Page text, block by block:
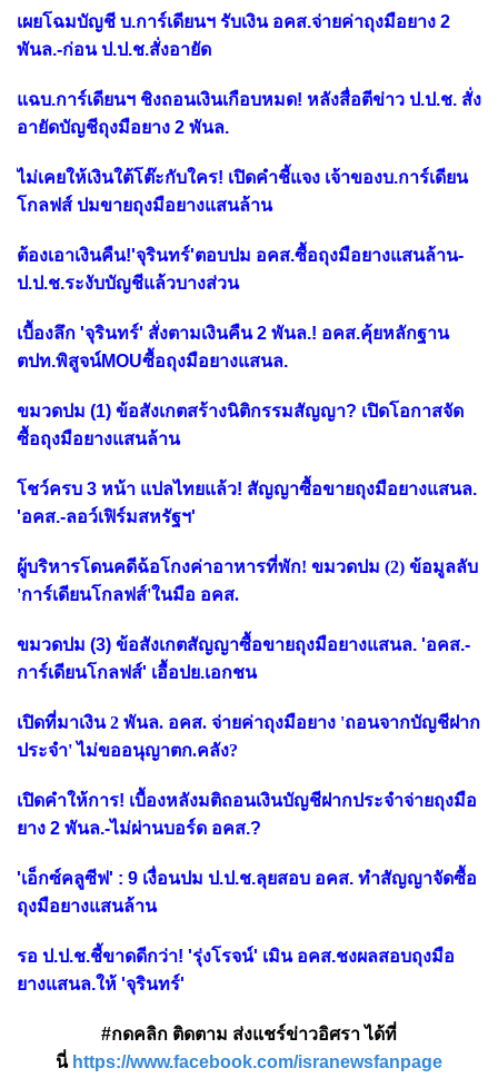
เผยโฉมบัญชี บ.การ์เดียนฯ รับเงิน อคส.จ่ายค่าถุงมือยาง 2
พันล.-ก่อน ป.ป.ช.สั่งอายัด
แฉบ.การ์เดียนฯ ชิงถอนเงินเกือบหมด! หลังสื่อตีข่าว ป.ป.ช. สั่ง
อายัดบัญชีถุงมือยาง 2 พันล.
ไม่เคยให้เงินใต้โต๊ะกับใคร! เปิดคำชี้แจง เจ้าของบ.การ์เดียน
โกลฟส์ ปมขายถุงมือยางแสนล้าน
ต้องเอาเงินคืน!'จุรินทร์'ตอบปม อคส.ซื้อถุงมือยางแสนล้าน-
ป.ป.ช.ระงับบัญชีแล้วบางส่วน
เบื้องลึก 'จุรินทร์' สั่งตามเงินคืน 2 พันล.! อคส.คุ้ยหลักฐาน
ตปท.พิสูจน์MOUซื้อถุงมือยางแสนล.
ขมวดปม (1) ข้อสังเกตสร้างนิติกรรมสัญญา? เปิดโอกาสจัด
ซื้อถุงมือยางแสนล้าน
โชว์ครบ 3 หน้า แปลไทยแล้ว! สัญญาซื้อขายถุงมือยางแสนล.
'อคส.-ลอว์เฟิร์มสหรัฐฯ'
ผู้บริหารโดนคดีฉ้อโกงค่าอาหารที่พัก! ขมวดปม (2) ข้อมูลลับ
'การ์เดียนโกลฟส์'ในมือ อคส.
ขมวดปม (3) ข้อสังเกตสัญญาซื้อขายถุงมือยางแสนล. 'อคส.-
การ์เดียนโกลฟส์' เอื้อปย.เอกชน
เปิดที่มาเงิน 2 พันล. อคส. จ่ายค่าถุงมือยาง 'ถอนจากบัญชีฝาก
ประจำ' ไม่ขออนุญาตก.คลัง?
เปิดคำให้การ! เบื้องหลังมติถอนเงินบัญชีฝากประจำจ่ายถุงมือ
ยาง 2 พันล.-ไม่ผ่านบอร์ด อคส.?
'เอ็กซ์คลูซีฟ' : 9 เงื่อนปม ป.ป.ช.ลุยสอบ อคส. ทำสัญญาจัดซื้อ
ถุงมือยางแสนล้าน
รอ ป.ป.ช.ชี้ขาดดีกว่า! 'รุ่งโรจน์' เมิน อคส.ชงผลสอบถุงมือ
ยางแสนล.ให้ 'จุรินทร์'
#กดคลิก ติดตาม ส่งแชร์ข่าวอิศรา ได้ที่
นี่ https://www.facebook.com/isranewsfanpage